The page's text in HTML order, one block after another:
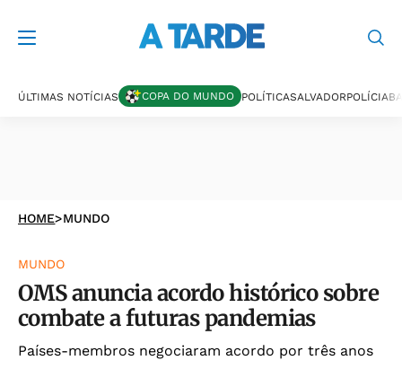
ÚLTIMAS NOTÍCIAS COPA DO MUNDO POLÍTICASALVADORPOLÍCIA
HOME>MUNDO
MUNDO
OMS anuncia acordo histórico sobre
combate a futuras pandemias
Países-membros negociaram acordo por três anos